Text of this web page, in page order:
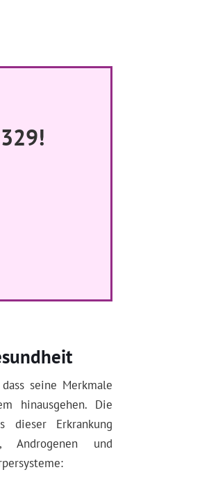
seine Merkmale
hinausgehen. Die
dieser Erkrankung
Androgenen und